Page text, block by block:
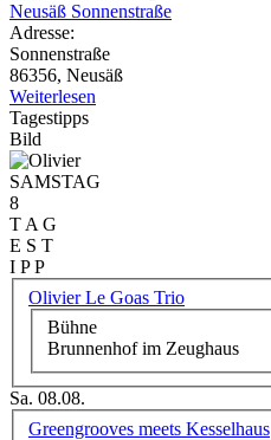
Neusäß Sonnenstraße
Adresse:
Sonnenstraße
86356, Neusäß
Weiterlesen
Tagestipps
Bild
SAMSTAG
8
T A G
E S T
I P P
Olivier Le Goas Trio
Bühne
Brunnenhof im Zeughaus
Sa. 08.08.
Greengrooves meets Kesselhaus